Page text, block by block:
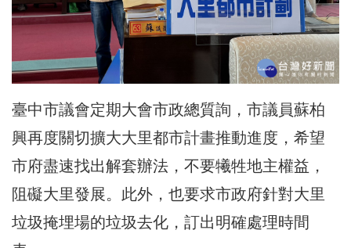
臺中市議會定期大會市政總質詢，市議員蘇柏
興再度關切擴大大里都市計畫推動進度，希望
市府盡速找出解套辦法，不要犧牲地主權益，
阻礙大里發展。此外，也要求市政府針對大里
垃圾掩埋場的垃圾去化，訂出明確處理時間